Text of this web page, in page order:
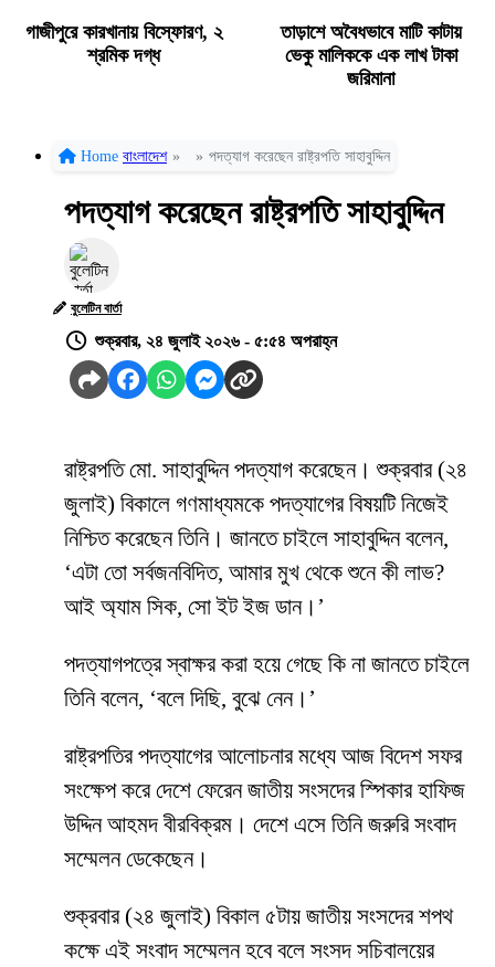
গাজীপুরে কারখানায় বিস্ফোরণ, ২
শ্রমিক দগ্ধ
তাড়াশে অবৈধভাবে মাটি কাটায়
ভেকু মালিককে এক লাখ টাকা
জরিমানা
Home বাংলাদেশ » » পদত্যাগ করেছেন রাষ্ট্রপতি সাহাবুদ্দিন
পদত্যাগ করেছেন রাষ্ট্রপতি সাহাবুদ্দিন
বুলেটিন বার্তা
শুক্রবার, ২৪ জুলাই ২০২৬ - ৫:৫৪ অপরাহ্ন
রাষ্ট্রপতি মো. সাহাবুদ্দিন পদত্যাগ করেছেন। শুক্রবার (২৪
জুলাই) বিকালে গণমাধ্যমকে পদত্যাগের বিষয়টি নিজেই
নিশ্চিত করেছেন তিনি। জানতে চাইলে সাহাবুদ্দিন বলেন,
‘এটা তো সর্বজনবিদিত, আমার মুখ থেকে শুনে কী লাভ?
আই অ্যাম সিক, সো ইট ইজ ডান।’
পদত্যাগপত্রে স্বাক্ষর করা হয়ে গেছে কি না জানতে চাইলে
তিনি বলেন, ‘বলে দিছি, বুঝে নেন।’
রাষ্ট্রপতির পদত্যাগের আলোচনার মধ্যে আজ বিদেশ সফর
সংক্ষেপ করে দেশে ফেরেন জাতীয় সংসদের স্পিকার হাফিজ
উদ্দিন আহমদ বীরবিক্রম। দেশে এসে তিনি জরুরি সংবাদ
সম্মেলন ডেকেছেন।
শুক্রবার (২৪ জুলাই) বিকাল ৫টায় জাতীয় সংসদের শপথ
কক্ষে এই সংবাদ সম্মেলন হবে বলে সংসদ সচিবালয়ের